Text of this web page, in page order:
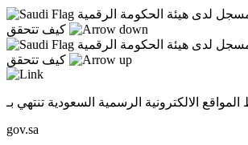
لدى هيئة الحكومة الرقمية
لدى هيئة الحكومة الرقمية
المواقع الالكترونية الرسمية السعودية تنتهي بـ
gov.sa